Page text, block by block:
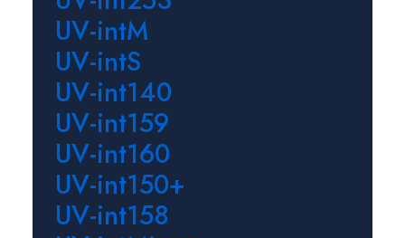
UV-intM
UV-intS
UV-int140
UV-int159
UV-int160
UV-int150+
UV-int158